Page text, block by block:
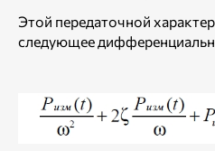
Этой передаточной
следующее